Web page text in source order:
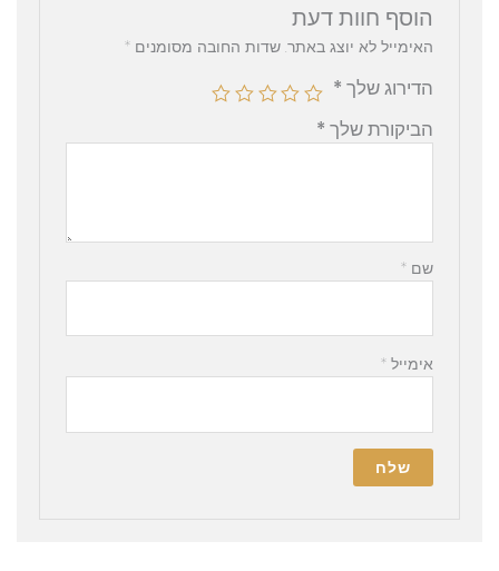
הוסף חוות דעת
האימייל לא יוצג באתר. שדות החובה מסומנים*
הדירוג שלך *
הביקורת שלך *
שם*
אימייל*